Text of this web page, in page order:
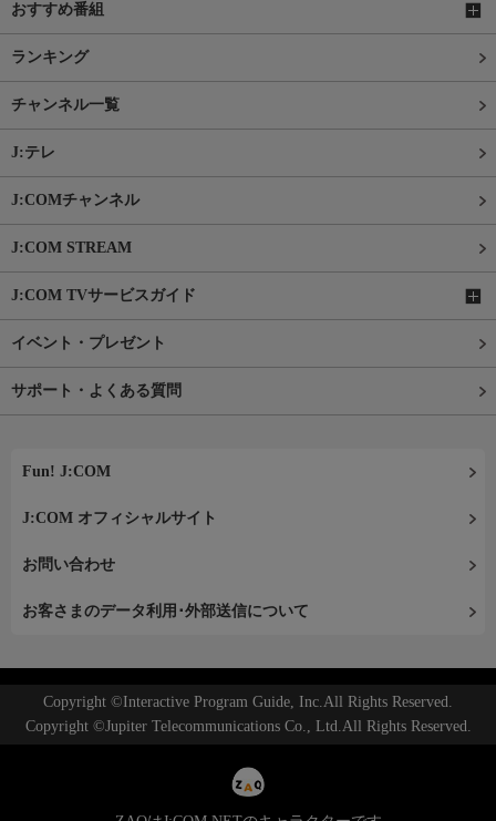
おすすめ番組
ランキング
チャンネル一覧
J:テレ
J:COMチャンネル
J:COM STREAM
J:COM TVサービスガイド
イベント・プレゼント
サポート・よくある質問
Fun! J:COM
J:COM オフィシャルサイト
お問い合わせ
お客さまのデータ利用･外部送信について
Copyright ©Interactive Program Guide, Inc.All Rights Reserved.
Copyright ©Jupiter Telecommunications Co., Ltd.All Rights Reserved.